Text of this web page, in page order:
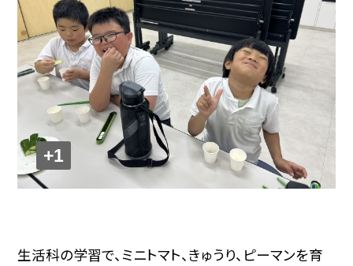
+1
生活科の学習で、ミニトマト、きゅうり、ピーマンを育